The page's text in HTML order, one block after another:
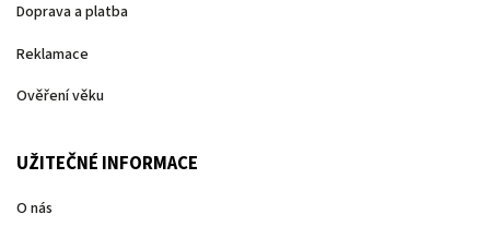
Doprava a platba
Reklamace
Ověření věku
UŽITEČNÉ INFORMACE
O nás